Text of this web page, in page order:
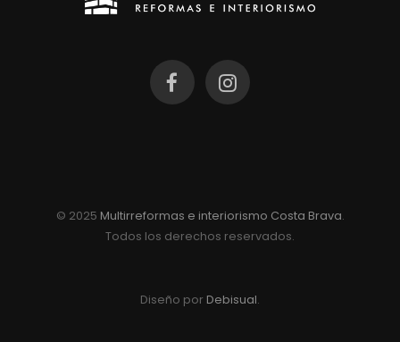
© 2025 Multirreformas e interiorismo Costa Brava.
Todos los derechos reservados.
Diseño por Debisual.